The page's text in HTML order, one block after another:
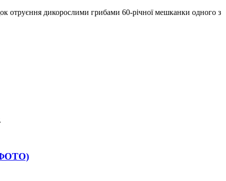
отруєння дикорослими грибами 60-річної мешканки одного з
(ФОТО)